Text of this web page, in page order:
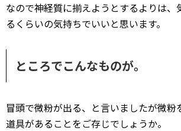
なので神経質に揃えようとするよりは、
るくらいの気持ちでいいと思います。
ところでこんなものが。
冒頭で微粉が出る、と言いましたが微粉
道具があることをご存じでしょうか。